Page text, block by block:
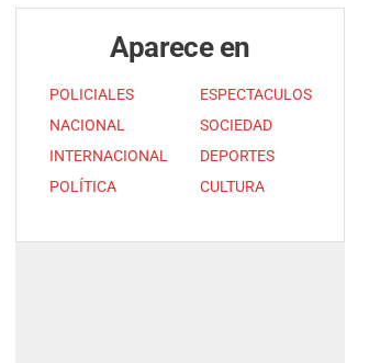
Aparece en
POLICIALES
NACIONAL
INTERNACIONAL
POLÍTICA
ESPECTACULOS
SOCIEDAD
DEPORTES
CULTURA